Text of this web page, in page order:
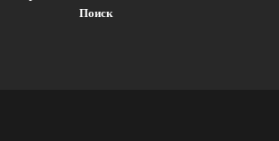
Поиск